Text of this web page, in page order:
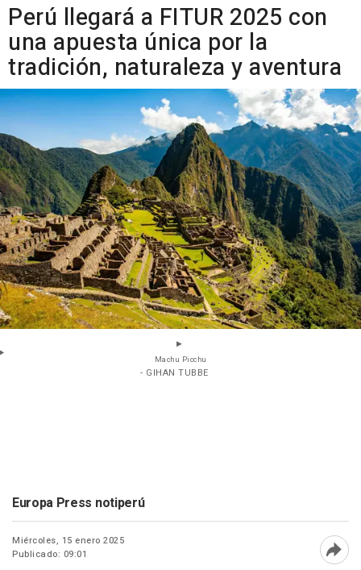
Perú llegará a FITUR 2025 con
una apuesta única por la
tradición, naturaleza y aventura
Machu Picchu
- GIHAN TUBBE
Europa Press notiperú
Miércoles, 15 enero 2025
Publicado: 09:01